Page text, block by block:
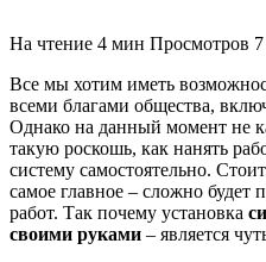
На чтение 4 мин Просмотров 7
Все мы хотим иметь
всеми благами общества,
Однако на данный момент не
такую роскошь, как нанять
систему самостоятельно.
самое главное – сложно будет
работ. Так почему установка
своими руками – является